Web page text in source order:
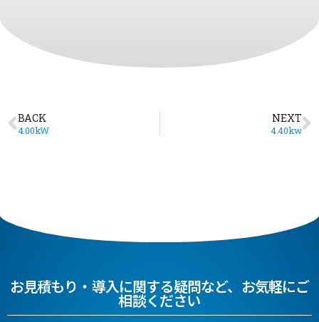
BACK
4.00kW
NEXT
4.40kw
お見積もり・導入に関する疑問など、お気軽にご
相談ください